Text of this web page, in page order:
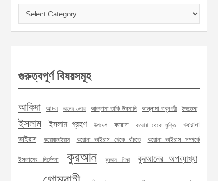
Categories
গুরুত্বপূর্ণ বিষয়সমূহ
আকিদা আমল আলেম-ওলামা আল্লামা তাকি উসমানি আল্লামা বাবুনগরী ইজতেমা
ইসলাম ইসলাম গ্রহণ উপদেশ করোনা করোনা থেকে মুক্তি
করোনা
ভাইরাস
করোনাভাইরাস করোনা ভাইরাস থেকে বাঁচতে করোনা ভাইরাস সম্পর্কে
ইসলামের নির্দেশনা কুরআন কুরআন শিক্ষা কুরআনের অপব্যাখ্যা